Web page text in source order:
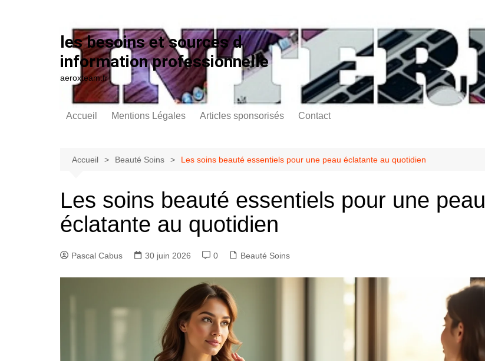
les besoins et sources d
information professionnelle
aeroxteam.fr
Accueil Mentions Légales Articles sponsorisés Contact
Accueil Beauté Soins Les soins beauté essentiels pour une peau éclatante au quotidien
Les soins beauté essentiels pour une peau
éclatante au quotidien
Pascal Cabus 30 juin 2026 0 Beauté Soins